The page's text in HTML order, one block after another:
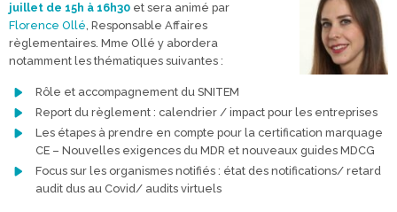
juillet de 15h à 16h30 et sera animé par
Florence Ollé, Responsable Affaires
règlementaires. Mme Ollé y abordera
notamment les thématiques suivantes :
Rôle et accompagnement du SNITEM
Report du règlement : calendrier / impact pour les entreprises
Les étapes à prendre en compte pour la certification marquage
CE – Nouvelles exigences du MDR et nouveaux guides MDCG
Focus sur les organismes notifiés : état des notifications/ retard
audit dus au Covid/ audits virtuels